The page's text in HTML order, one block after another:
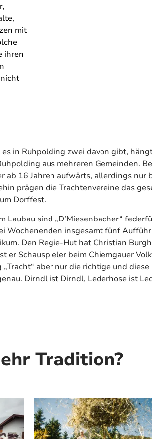
mit
ihren
in Ruhpolding zwei davon gibt,
aus mehreren Gemeinden.
16 Jahren aufwärts, allerdings nur
prägen die Trachtenvereine das
Dorffest.
sind „D’Miesenbacher“
Wochenenden insgesamt fünf
Den Regie-Hut hat Christian
er Schauspieler beim Chiemgauer
aber nur die richtige und
Dirndl ist Dirndl, Lederhose ist
Tradition?
Mehr erfahren